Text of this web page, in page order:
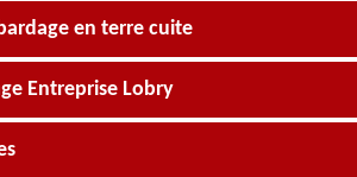
en terre cuite
Entreprise Lobry